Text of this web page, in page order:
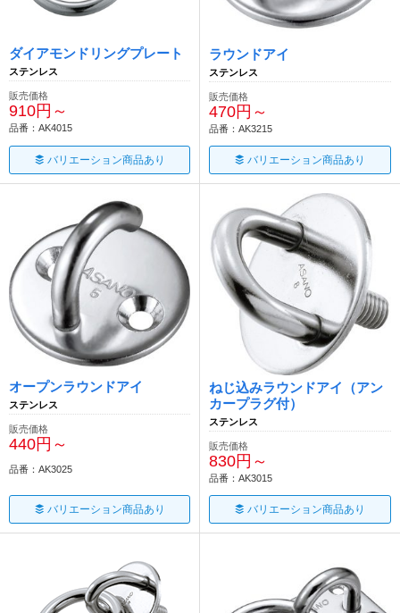
ダイアモンドリングプレート
ステンレス
販売価格
910円～
品番：AK4015
バリエーション商品あり
ラウンドアイ
ステンレス
販売価格
470円～
品番：AK3215
バリエーション商品あり
オープンラウンドアイ
ステンレス
販売価格
440円～
品番：AK3025
バリエーション商品あり
ねじ込みラウンドアイ（アン
カープラグ付）
ステンレス
販売価格
830円～
品番：AK3015
バリエーション商品あり